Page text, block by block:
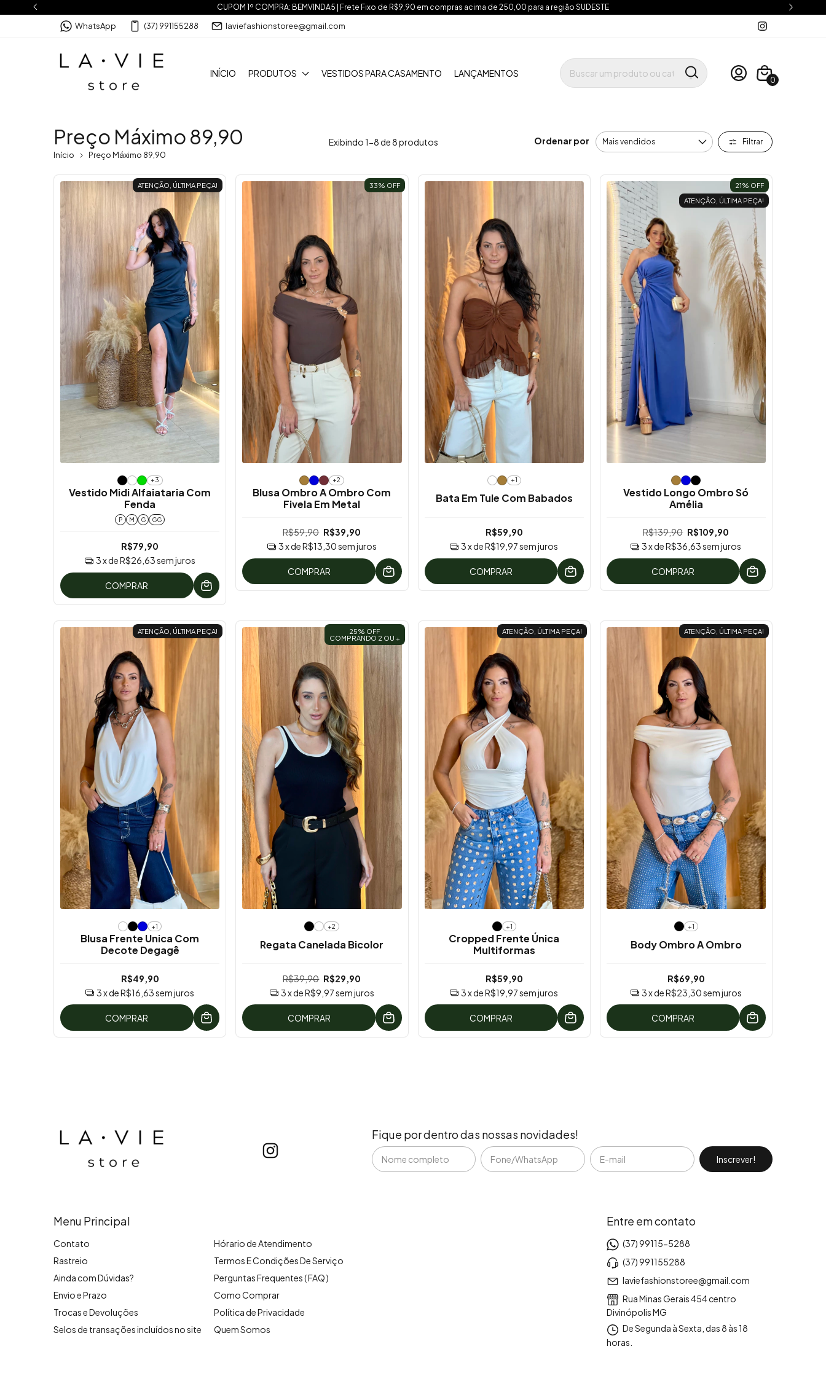
CUPOM 1º COMPRA: BEMVINDA5 | Frete Fixo de R$9,90 em compras acima de 250,00 para a região SUDESTE
WhatsApp (37) 991155288 laviefashionstoree@gmail.com
INÍCIO PRODUTOS VESTIDOS PARA CASAMENTO LANÇAMENTOS
0
Preço Máximo 89,90
Início Preço Máximo 89,90
Exibindo 1-8 de 8 produtos Ordenar por Filtrar
ATENÇÃO, ÚLTIMA PEÇA!
+3
Vestido Midi Alfaiataria Com
Fenda
P M G GG
R$79,90
3x deR$26,63sem juros
COMPRAR
33% OFF
+2
Blusa Ombro A Ombro Com
Fivela Em Metal
R$59,90 R$39,90
3x deR$13,30sem juros
COMPRAR
+1
Bata Em Tule Com Babados
R$59,90
3x deR$19,97sem juros
COMPRAR
21% OFF
ATENÇÃO, ÚLTIMA PEÇA!
Vestido Longo Ombro Só
Amélia
R$139,90 R$109,90
3x deR$36,63sem juros
COMPRAR
ATENÇÃO, ÚLTIMA PEÇA!
+1
Blusa Frente Unica Com
Decote Degagê
R$49,90
3x deR$16,63sem juros
COMPRAR
25% OFF
COMPRANDO 2 OU +
+2
Regata Canelada Bicolor
R$39,90 R$29,90
3x deR$9,97sem juros
COMPRAR
ATENÇÃO, ÚLTIMA PEÇA!
+1
Cropped Frente Única
Multiformas
R$59,90
3x deR$19,97sem juros
COMPRAR
ATENÇÃO, ÚLTIMA PEÇA!
+1
Body Ombro A Ombro
R$69,90
3x deR$23,30sem juros
COMPRAR
Fique por dentro das nossas novidades!
Menu Principal
Contato
Rastreio
Ainda com Dúvidas?
Envio e Prazo
Trocas e Devoluções
Selos de transações incluídos no site
Hórario de Atendimento
Termos E Condições De Serviço
Perguntas Frequentes ( FAQ )
Como Comprar
Política de Privacidade
Quem Somos
Entre em contato
(37) 99115-5288
(37) 991155288
laviefashionstoree@gmail.com
Rua Minas Gerais 454 centro
Divinópolis MG
De Segunda à Sexta, das 8 às 18
horas.